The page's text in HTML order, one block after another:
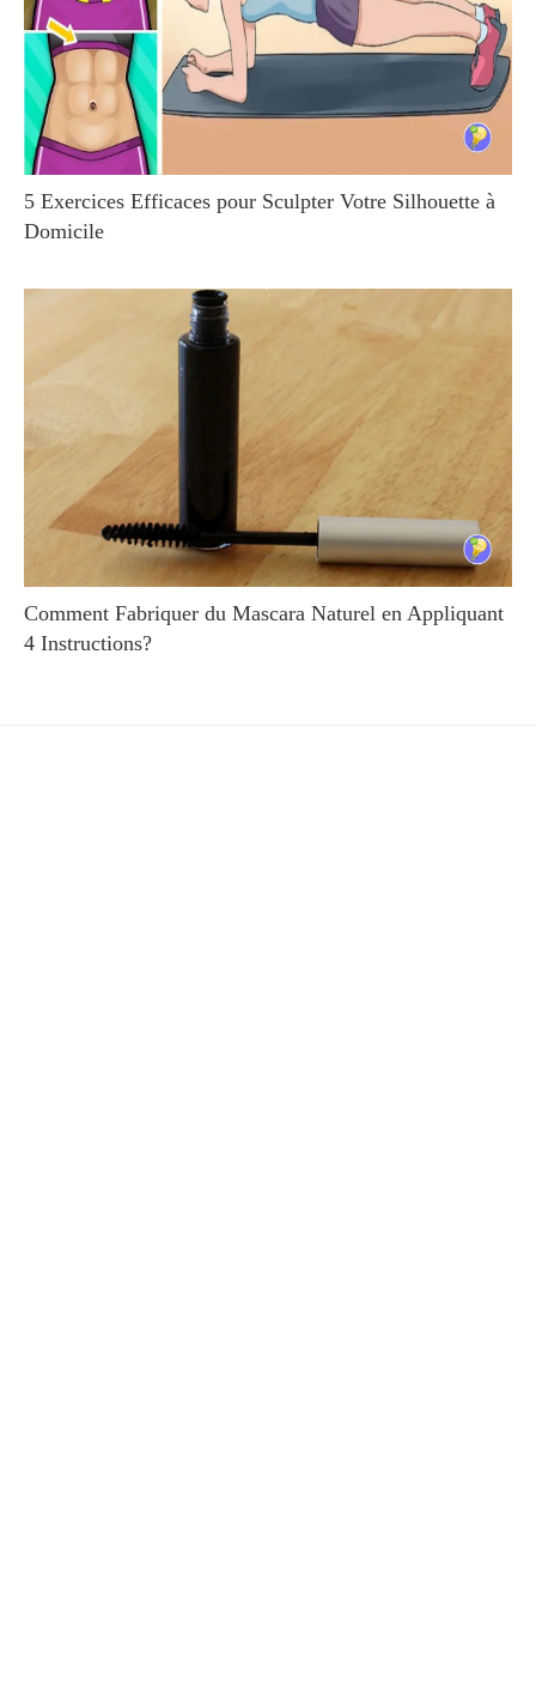
5 Exercices Efficaces pour Sculpter Votre Silhouette à
Domicile
Comment Fabriquer du Mascara Naturel en Appliquant
4 Instructions?